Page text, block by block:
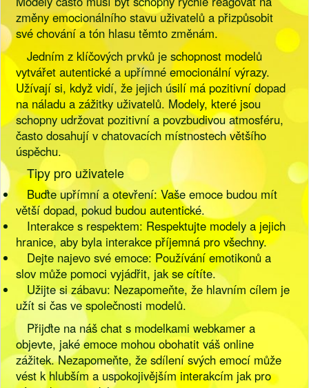
změny emocionálního stavu uživatelů a přizpůsobit
své chování a tón hlasu těmto změnám.
Jedním z klíčových prvků je schopnost modelů
vytvářet autentické a upřímné emocionální výrazy.
Užívají si, když vidí, že jejich úsilí má pozitivní dopad
na náladu a zážitky uživatelů. Modely, které jsou
schopny udržovat pozitivní a povzbudivou atmosféru,
často dosahují v chatovacích místnostech většího
úspěchu.
Tipy pro uživatele
Buďte upřímní a otevření: Vaše emoce budou mít
větší dopad, pokud budou autentické.
Interakce s respektem: Respektujte modely a jejich
hranice, aby byla interakce příjemná pro všechny.
Dejte najevo své emoce: Používání emotikonů a
slov může pomoci vyjádřit, jak se cítíte.
Užijte si zábavu: Nezapomeňte, že hlavním cílem je
užít si čas ve společnosti modelů.
Přijďte na náš chat s modelkami webkamer a
objevte, jaké emoce mohou obohatit váš online
zážitek. Nezapomeňte, že sdílení svých emocí může
vést k hlubším a uspokojivějším interakcím jak pro